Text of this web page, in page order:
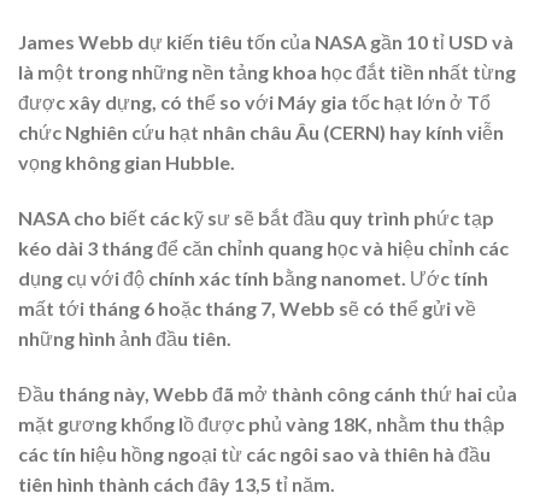
James Webb dự kiến tiêu tốn của NASA gần 10 tỉ USD và
là một trong những nền tảng khoa học đắt tiền nhất từng
được xây dựng, có thể so với Máy gia tốc hạt lớn ở Tổ
chức Nghiên cứu hạt nhân châu Âu (CERN) hay kính viễn
vọng không gian Hubble.
NASA cho biết các kỹ sư sẽ bắt đầu quy trình phức tạp
kéo dài 3 tháng để căn chỉnh quang học và hiệu chỉnh các
dụng cụ với độ chính xác tính bằng nanomet. Ước tính
mất tới tháng 6 hoặc tháng 7, Webb sẽ có thể gửi về
những hình ảnh đầu tiên.
Đầu tháng này, Webb đã mở thành công cánh thứ hai của
mặt gương khổng lồ được phủ vàng 18K, nhằm thu thập
các tín hiệu hồng ngoại từ các ngôi sao và thiên hà đầu
tiên hình thành cách đây 13,5 tỉ năm.